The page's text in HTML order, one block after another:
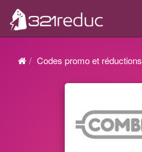
Codes promo et réductions